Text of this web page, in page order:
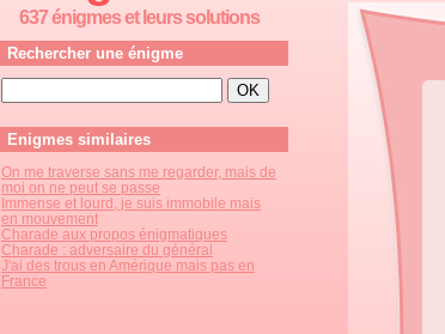
637 énigmes et leurs solutions
Rechercher une énigme
Enigmes similaires
On me traverse sans me regarder, mais de
moi on ne peut se passe
Immense et lourd, je suis immobile mais
en mouvement
Charade aux propos énigmatiques
Charade : adversaire du général
J'ai des trous en Amérique mais pas en
France